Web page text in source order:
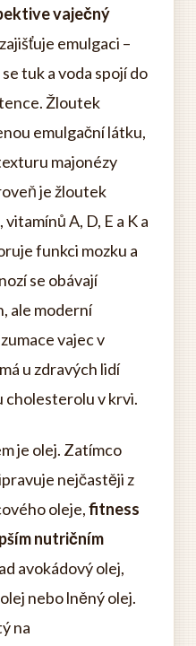
vaječný
emulgaci –
tuk a voda spojí do
Žloutek
emulgační látku,
majonézy
je žloutek
A, D, E a K a
funkci mozku a
se obávají
ale moderní
vajec v
u zdravých lidí
cholesterolu v krvi.
je olej. Zatímco
nejčastěji z
oleje,fitness
nutričním
avokádový olej,
nebo lněný olej.
na